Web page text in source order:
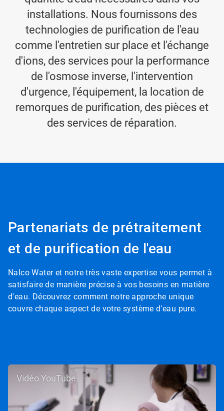
installations. Nous fournissons des
technologies de purification de l'eau
comme l'entretien sur place et l'échange
d'ions, des services pour la performance
de l'osmose inverse, l'intervention
d'urgence, l'équipement, la location de
remorques de purification, des pièces et
des services de réparation.
Partenariats de prétraitement
et de purification de l'eau
Nalco Water et notre très vaste expertise vous permet à
satisfaire de manière précise à vos besoins en matière
d'eau. Découvrez comment notre approche unique
couvre chaque aspect de votre système d'eau pure.
Vidéo YouTube